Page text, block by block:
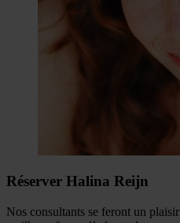
Réserver Halina Reijn
Nos consultants se feront un